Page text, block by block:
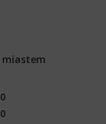
miastem